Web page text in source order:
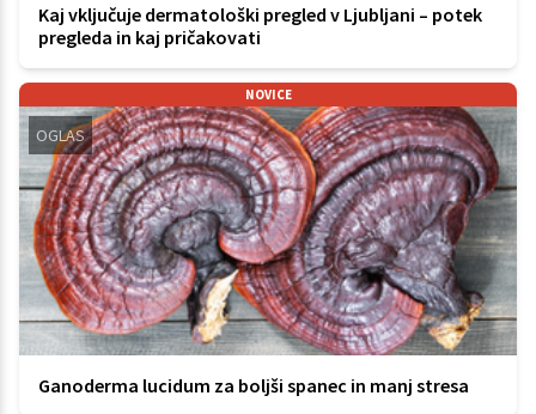
Kaj vključuje dermatološki pregled v Ljubljani – potek
pregleda in kaj pričakovati
NOVICE
OGLAS
Ganoderma lucidum za boljši spanec in manj stresa